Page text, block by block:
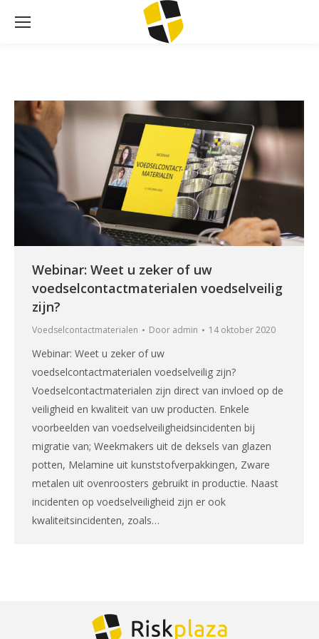
Webinar: Weet u zeker of uw
voedselcontactmaterialen voedselveilig
zijn?
Voedselcontactmaterialen Door admin 14 oktober 2020
Webinar: Weet u zeker of uw
voedselcontactmaterialen voedselveilig zijn?
Voedselcontactmaterialen zijn direct van invloed op de
veiligheid en kwaliteit van uw producten. Enkele
voorbeelden van voedselveiligheidsincidenten bij
migratie van; Weekmakers uit de deksels van glazen
potten, Melamine uit kunststofverpakkingen, Zware
metalen uit ovenroosters gebruikt in productie. Naast
incidenten op voedselveiligheid zijn er ook
kwaliteitsincidenten, zoals…